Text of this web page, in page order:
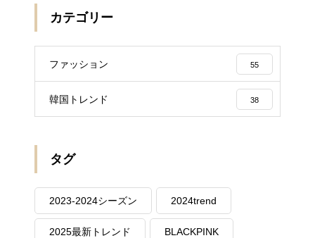
カテゴリー
ファッション 55
韓国トレンド 38
タグ
2023-2024シーズン 2024trend
2025最新トレンド BLACKPINK